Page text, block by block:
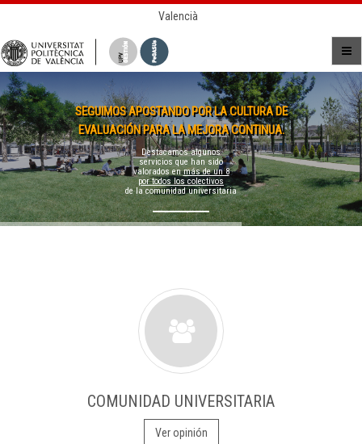
Valencià
SEGUIMOS APOSTANDO POR LA CULTURA DE
EVALUACIÓN PARA LA MEJORA CONTINUA.
Destacamos algunos
servicios que han sido
valorados enmás de un 8
por todos los colectivos
de la comunidad universitaria
COMUNIDAD UNIVERSITARIA
Ver opinión